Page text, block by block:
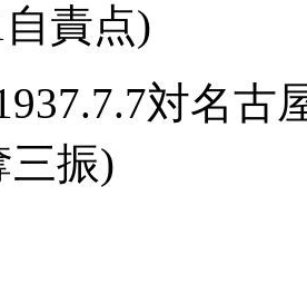
責点)
対名
三振)